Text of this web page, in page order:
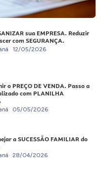
sua EMPRESA. Reduzir
com SEGURANÇA.
12/05/2026
o PREÇO DE VENDA. Passo a
com PLANILHA
05/05/2026
a SUCESSÃO FAMILIAR do
28/04/2026